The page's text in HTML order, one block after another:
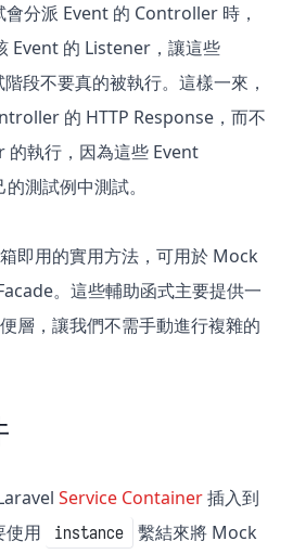
分派 Event 的 Controller 時，
Event 的 Listener，讓這些
段不要真的被執行。這樣一來，
的 HTTP Response，而不
的執行，因為這些 Event
測試例中測試。
即用的實用方法，可用於 Mock
。這些輔助函式主要提供一
層，讓我們不需手動進行複雜的
Mock 一些會被 Laravel Service Container插入到
使用
instance
繫結來將 Mock